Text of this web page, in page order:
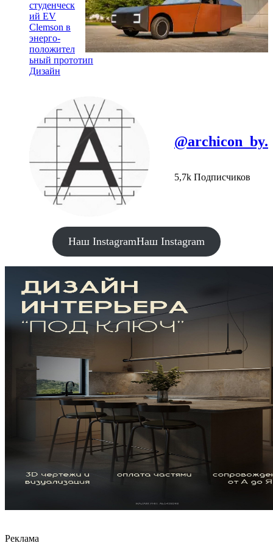
студенческ
ий EV
Clemson в
энерго-
положител
ьный прототип
Дизайн
@archicon_by.
5,7k Подписчиков
Наш InstagramНаш Instagram
Реклама